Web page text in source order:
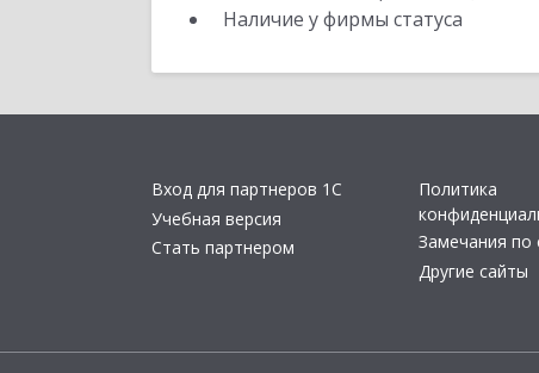
Наличие у фирмы статуса
Вход для партнеров 1С
Учебная версия
Стать партнером
Политика
Замечания по
Другие сайты